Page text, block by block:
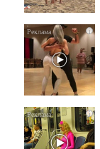
i
i